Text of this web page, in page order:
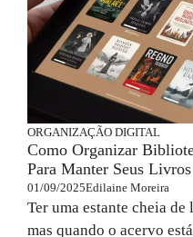
ORGANIZAÇÃO DIGITAL
Como Organizar
Para Manter Seus
01/09/2025Edilaine Moreira
Ter uma estante cheia
mas quando o acervo